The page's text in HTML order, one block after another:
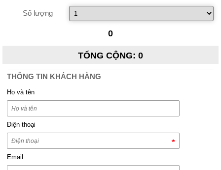
Số lượng
0
TỔNG CỘNG: 0
THÔNG TIN KHÁCH HÀNG
Họ và tên
Điện thoại
Email